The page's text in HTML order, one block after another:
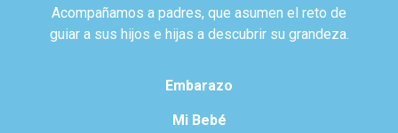
Acompañamos a padres, que asumen el reto de
guiar a sus hijos e hijas a descubrir su grandeza.
Embarazo
Mi Bebé